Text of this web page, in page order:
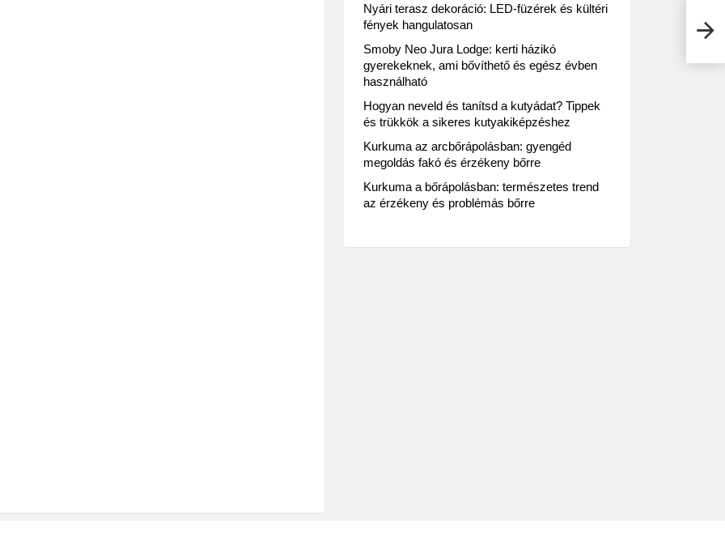
Nyári terasz dekoráció: LED-füzérek és kültéri
fények hangulatosan
Smoby Neo Jura Lodge: kerti házikó
gyerekeknek, ami bővíthető és egész évben
használható
Hogyan neveld és tanítsd a kutyádat? Tippek
és trükkök a sikeres kutyakiképzéshez
Kurkuma az arcbőrápolásban: gyengéd
megoldás fakó és érzékeny bőrre
Kurkuma a bőrápolásban: természetes trend
az érzékeny és problémás bőrre